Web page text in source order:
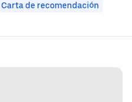
Carta de recomendación